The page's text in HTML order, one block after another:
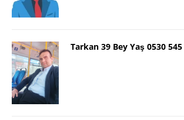
Tarkan 39 Bey Yaş 0530